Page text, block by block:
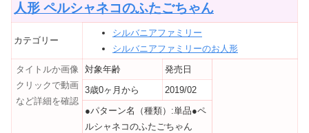
人形 ペルシャネコのふたごちゃん
カテゴリー
シルバニアファミリー
シルバニアファミリーのお人形
タイトルか画像
クリックで動画
など詳細を確認
対象年齢 発売日
3歳0ヶ月から
2019/02
●パターン名（種類）:単品●ペ
ルシャネコのふたごちゃん